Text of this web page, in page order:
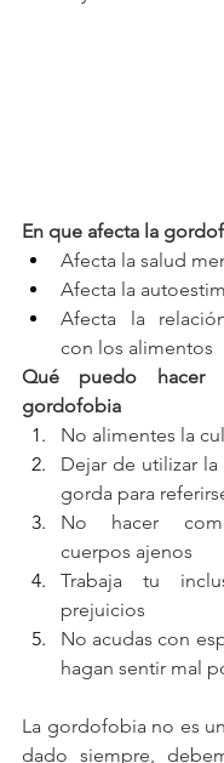
En que afecta la
Afecta la salud
Afecta la
Afecta la
con los alimentos
Qué puedo hacer
gordofobia
No alimentes la
Dejar de utilizar
gorda para
No hacer
cuerpos ajenos
Trabaja tu
prejuicios
No acudas con
hagan sentir mal
La gordofobia no es
dado siempre,